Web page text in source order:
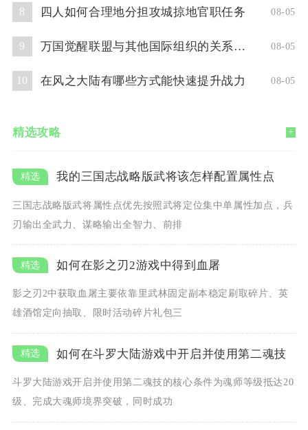
8 四人如何合理地分担攻城掠地官职任务 08-05
9 万国觉醒联盟与其他国际组织的关系如何 08-05
10 在风之大陆有哪些方式能快速提升战力 08-05
精选攻略 +
我的三国志战略版武将该怎样配置属性点
三国志战略版武将属性点优先按照武将定位集中单属性加点，兵
刃输出全武力、谋略输出全智力、前排
如何在影之刃2游戏中得到血屠
影之刃2中获取血屠主要依靠里武林固定副本稳定刷取碎片、英
雄酒馆定向抽取、限时活动碎片礼包三
如何在斗罗大陆游戏中开启并使用第二魂技
斗罗大陆游戏开启并使用第二魂技的核心条件为魂师等级抵达20
级、完成大魂师境界突破，同时成功